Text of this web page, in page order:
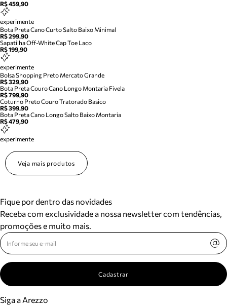
R$ 459,90
experimente
Bota Preta Cano Curto Salto Baixo Minimal
R$ 299,90
Sapatilha Off-White Cap Toe Laco
R$ 199,90
experimente
Bolsa Shopping Preto Mercato Grande
R$ 329,90
Bota Preta Couro Cano Longo Montaria Fivela
R$ 799,90
Coturno Preto Couro Tratorado Basico
R$ 399,90
Bota Preta Cano Longo Salto Baixo Montaria
R$ 479,90
experimente
Veja mais produtos
Fique por dentro das novidades
Receba com exclusividade a nossa newsletter com tendências,
promoções e muito mais.
Cadastrar
Siga a Arezzo